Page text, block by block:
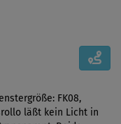
FK08,
läßt kein Licht in